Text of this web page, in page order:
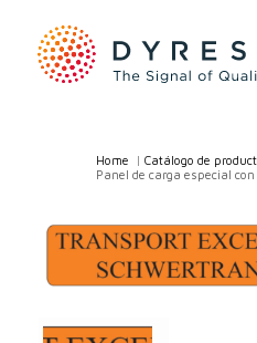
Home /Catálogo de
Panel de carga especial